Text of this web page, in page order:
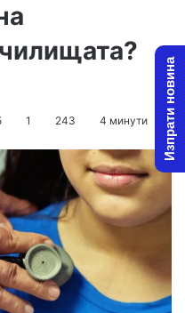
1 243 4 минути Изпрати новина